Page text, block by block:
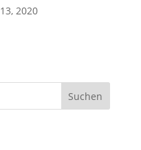
2020